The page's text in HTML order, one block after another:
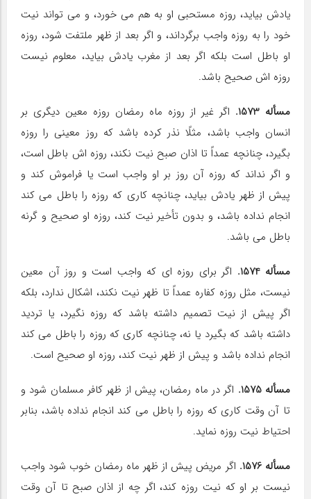
یادش بیاید، روزه مستحبى او به هم مى‏ خورد، و مى‏ تواند نیت
خود را به روزه واجب برگرداند، و اگر بعد از ظهر ملتفت شود، روزه
او باطل است بلکه اگر بعد از مغرب یادش بیاید، معلوم نیست
روزه ‏اش صحیح باشد.
مسأله 1573.
اگر غیر از روزه ماه رمضان روزه معین دیگرى بر
انسان واجب باشد، مثلًا نذر کرده باشد که روز معینى را روزه
بگیرد، چنان‏چه عمداً تا اذان صبح نیت نکند، روزه ‏اش باطل است،
و اگر نداند که روزه آن روز بر او واجب است یا فراموش کند و
پیش از ظهر یادش بیاید، چنان‏چه کارى که روزه را باطل مى ‏کند
انجام نداده باشد، و بدون تأخیر نیت کند، روزه او صحیح و گرنه
باطل مى‏ باشد.
مسأله 1574.
اگر براى روزه‏ اى که واجب است و روز آن معین
نیست، مثل روزه کفاره عمداً تا ظهر نیت نکند، اشکال ندارد، بلکه
اگر پیش از نیت تصمیم داشته باشد که روزه نگیرد، یا تردید
داشته باشد که بگیرد یا نه، چنان‏چه کارى که روزه را باطل مى‏ کند
انجام نداده باشد و پیش از ظهر نیت کند، روزه او صحیح است.
مسأله 1575.
اگر در ماه رمضان، پیش از ظهر کافر مسلمان شود و
تا آن وقت کارى که روزه را باطل مى‏ کند انجام نداده باشد، بنابر
احتیاط نیت روزه نماید.
مسأله 1576.
اگر مریض پیش از ظهر ماه رمضان خوب شود واجب
نیست بر او که نیت روزه کند، اگر چه از اذان صبح تا آن وقت